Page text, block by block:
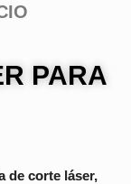
PARA
de corte láser,